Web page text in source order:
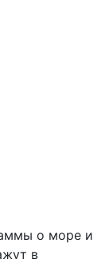
о море и
в